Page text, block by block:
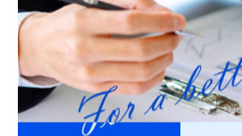
ビザ申請で重要な年収基準
ビザ申請において年収基準は、審
する最重要ポイントです。東京都
の生活基盤の安定性を示す客観的